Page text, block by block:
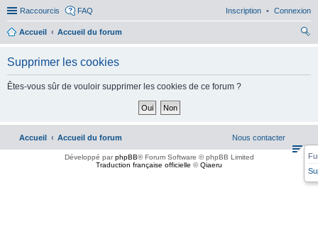
Raccourcis FAQ Connexion
Inscription
Accueil
Accueil du forum
Supprimer les cookies
Êtes-vous sûr de vouloir supprimer les cookies de ce forum ?
Accueil Accueil du forum Nous contacter
Développé parphpBB® Forum Software © phpBB Limited
Traduction française officielle ©Qiaeru